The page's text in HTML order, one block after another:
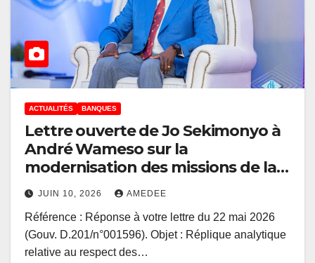
ACTUALITÉS BANQUES
Lettre ouverte de Jo Sekimonyo à
André Wameso sur la
modernisation des missions de la
Banque centrale
JUIN 10, 2026 AMEDEE
Référence : Réponse à votre lettre du 22 mai 2026
(Gouv. D.201/n°001596). Objet : Réplique analytique
relative au respect des…